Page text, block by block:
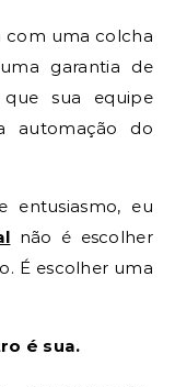
com uma colcha
garantia de
sua equipe
automação do
entusiasmo, eu
não é escolher
É escolher uma
é sua.